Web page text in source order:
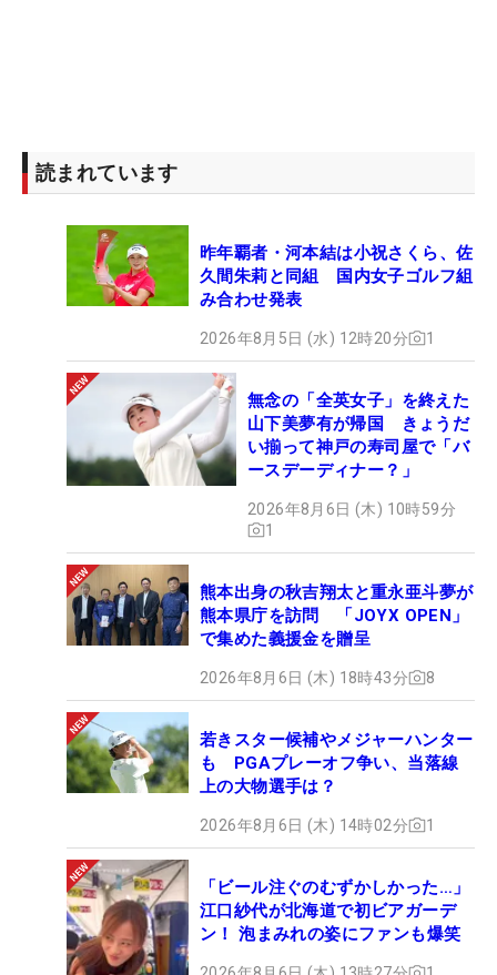
読まれています
昨年覇者・河本結は小祝さくら、佐
久間朱莉と同組 国内女子ゴルフ組
み合わせ発表
2026年8月5日 (水) 12時20分 1
無念の「全英女子」を終えた
山下美夢有が帰国 きょうだ
い揃って神戸の寿司屋で「バ
ースデーディナー？」
2026年8月6日 (木) 10時59分
1
熊本出身の秋吉翔太と重永亜斗夢が
熊本県庁を訪問 「JOYX OPEN」
で集めた義援金を贈呈
2026年8月6日 (木) 18時43分 8
若きスター候補やメジャーハンター
も PGAプレーオフ争い、当落線
上の大物選手は？
2026年8月6日 (木) 14時02分 1
「ビール注ぐのむずかしかった…」
江口紗代が北海道で初ビアガーデ
ン！ 泡まみれの姿にファンも爆笑